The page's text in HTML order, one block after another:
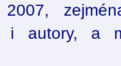
i autory, a